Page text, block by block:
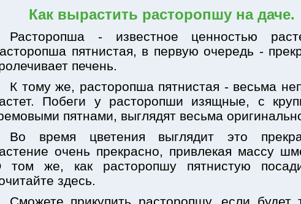
Как вырастить расторопшу на даче.
Расторопша - известное ценностью
пятнистая, в первую очередь -
печень.
К тому же, расторопша пятнистая - весьма
Побеги у расторопши изящные, с
пятнами, выглядят весьма
Во время цветения выглядит это
очень прекрасно, привлекая массу
том же, как расторопшу пятнистую
здесь.